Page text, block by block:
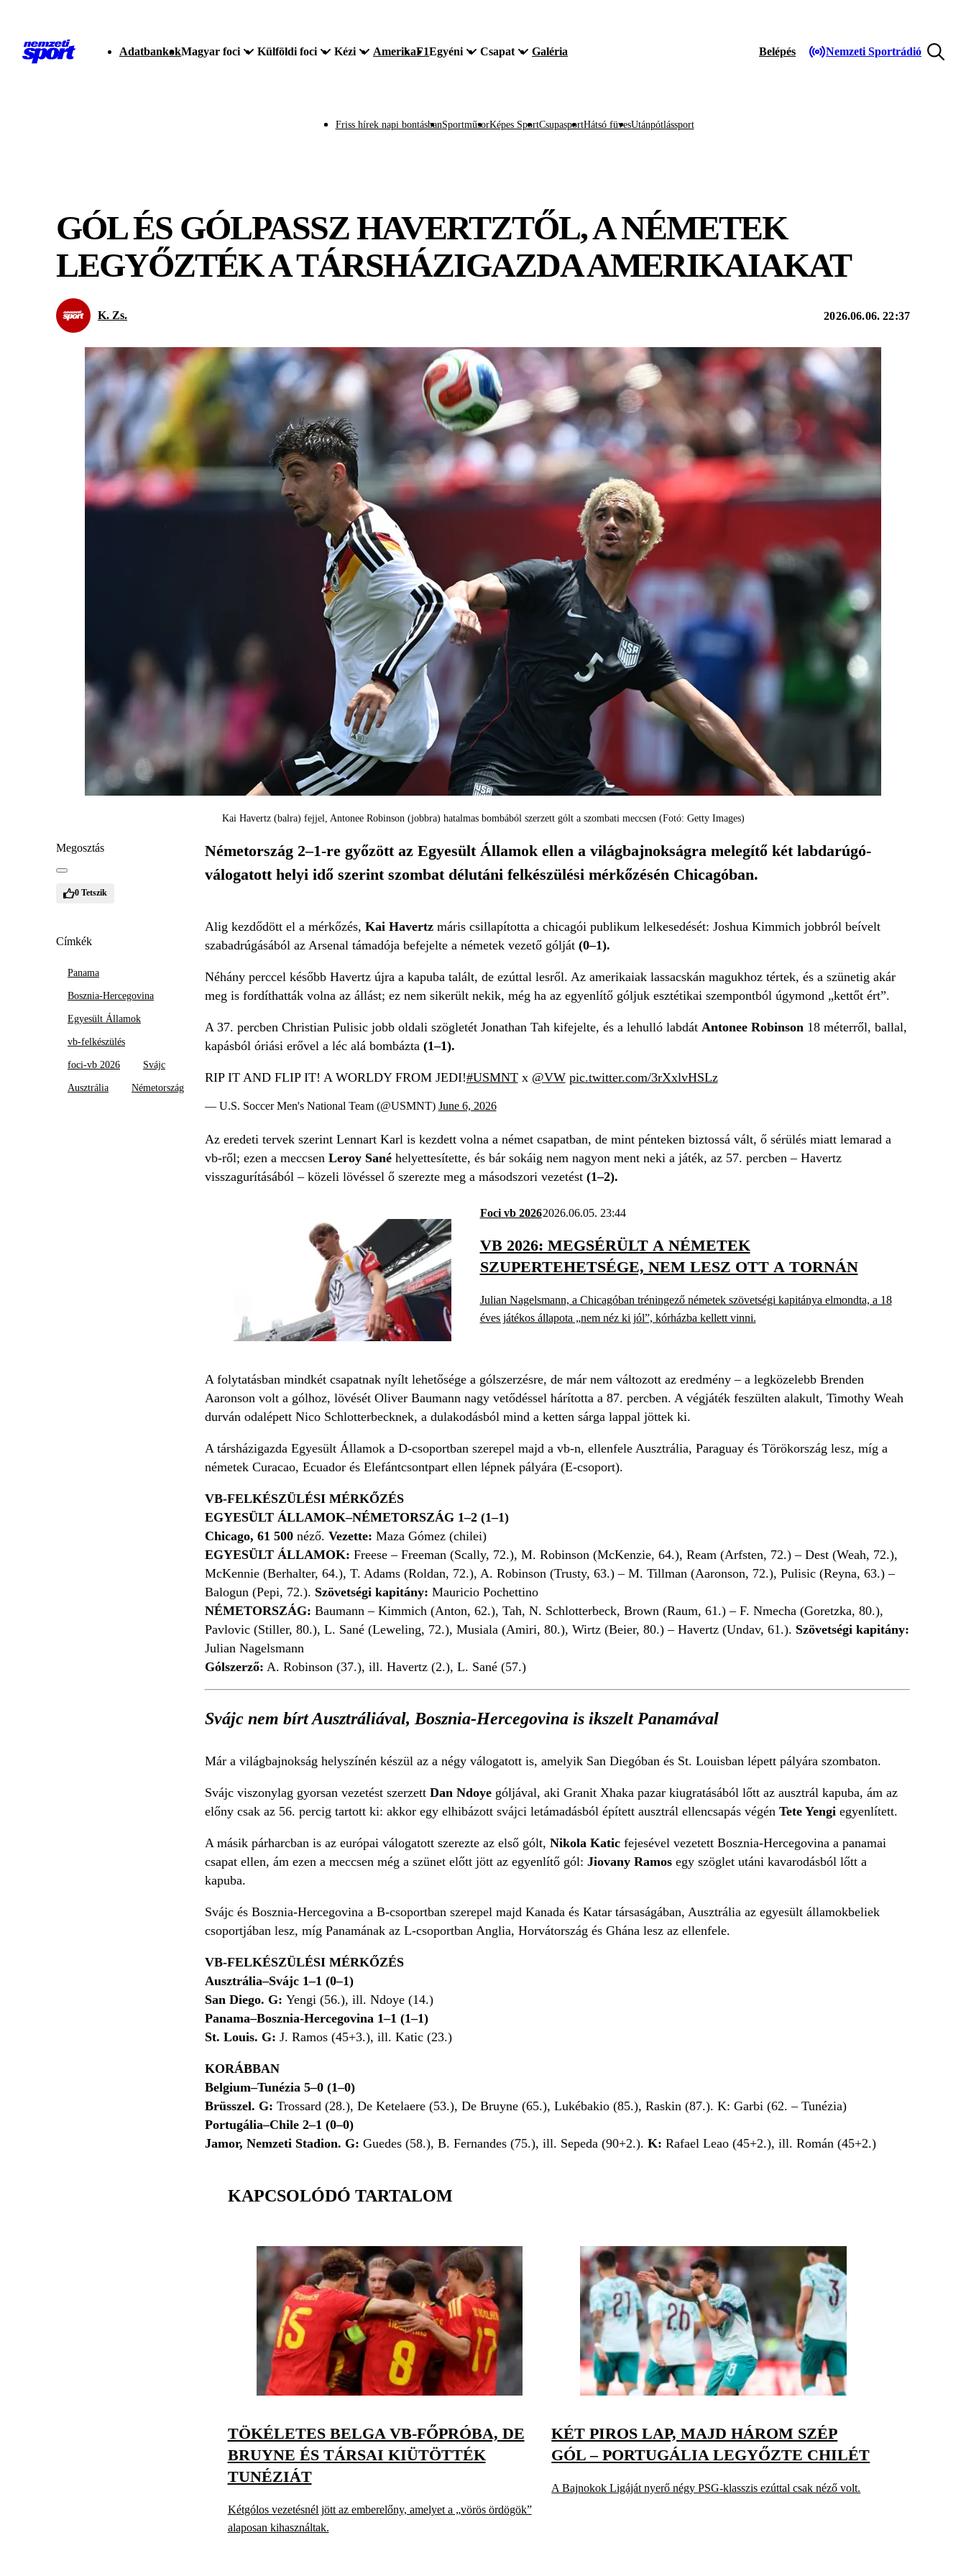
AdatbankokMagyar foci Külföldi foci Kézi AmerikaF1Egyéni Csapat Galéria Belépés Nemzeti Sportrádió
Friss hírek napi bontásbanSportműsorKépes SportCsupasportHátsó füvesUtánpótlássport
GÓL ÉS GÓLPASSZ HAVERTZTŐL, A NÉMETEK
LEGYŐZTÉK A TÁRSHÁZIGAZDA AMERIKAIAKAT
K. Zs. 2026.06.06. 22:37
Kai Havertz (balra) fejjel, Antonee Robinson (jobbra) hatalmas bombából szerzett gólt a szombati meccsen (Fotó: Getty Images)
Megosztás
0 Tetszik
Címkék
Panama
Bosznia-Hercegovina
Egyesült Államok
vb-felkészülés
foci-vb 2026 Svájc
Ausztrália Németország
Németország 2–1-re győzött az Egyesült Államok ellen a világbajnokságra melegítő két labdarúgó-
válogatott helyi idő szerint szombat délutáni felkészülési mérkőzésén Chicagóban.
Alig kezdődött el a mérkőzés, Kai Havertz máris csillapította a chicagói publikum lelkesedését: Joshua Kimmich jobbról beívelt
szabadrúgásából az Arsenal támadója befejelte a németek vezető gólját(0–1).
Néhány perccel később Havertz újra a kapuba talált, de ezúttal lesről. Az amerikaiak lassacskán magukhoz tértek, és a szünetig akár
meg is fordíthatták volna az állást; ez nem sikerült nekik, még ha az egyenlítő góljuk esztétikai szempontból úgymond „kettőt ért”.
A 37. percben Christian Pulisic jobb oldali szögletét Jonathan Tah kifejelte, és a lehulló labdát Antonee Robinson 18 méterről, ballal,
kapásból óriási erővel a léc alá bombázta (1–1).
RIP IT AND FLIP IT! A WORLDY FROM JEDI!#USMNTx @VW pic.twitter.com/3rXxlvHSLz
— U.S. Soccer Men's National Team (@USMNT) June 6, 2026
Az eredeti tervek szerint Lennart Karl is kezdett volna a német csapatban, de mint pénteken biztossá vált, ő sérülés miatt lemarad a
vb-ről; ezen a meccsen Leroy Sanéhelyettesítette, és bár sokáig nem nagyon ment neki a játék, az 57. percben – Havertz
visszagurításából – közeli lövéssel ő szerezte meg a másodszori vezetést(1–2).
Foci vb 20262026.06.05. 23:44
VB 2026: MEGSÉRÜLT A NÉMETEK
SZUPERTEHETSÉGE, NEM LESZ OTT A TORNÁN
Julian Nagelsmann, a Chicagóban tréningező németek szövetségi kapitánya elmondta, a 18
éves játékos állapota „nem néz ki jól”, kórházba kellett vinni.
A folytatásban mindkét csapatnak nyílt lehetősége a gólszerzésre, de már nem változott az eredmény – a legközelebb Brenden
Aaronson volt a gólhoz, lövését Oliver Baumann nagy vetődéssel hárította a 87. percben. A végjáték feszülten alakult, Timothy Weah
durván odalépett Nico Schlotterbecknek, a dulakodásból mind a ketten sárga lappal jöttek ki.
A társházigazda Egyesült Államok a D-csoportban szerepel majd a vb-n, ellenfele Ausztrália, Paraguay és Törökország lesz, míg a
németek Curacao, Ecuador és Elefántcsontpart ellen lépnek pályára (E-csoport).
VB-FELKÉSZÜLÉSI MÉRKŐZÉS
EGYESÜLT ÁLLAMOK–NÉMETORSZÁG 1–2 (1–1)
Chicago, 61 500 néző. Vezette: Maza Gómez (chilei)
EGYESÜLT ÁLLAMOK: Freese – Freeman (Scally, 72.), M. Robinson (McKenzie, 64.), Ream (Arfsten, 72.) – Dest (Weah, 72.),
McKennie (Berhalter, 64.), T. Adams (Roldan, 72.), A. Robinson (Trusty, 63.) – M. Tillman (Aaronson, 72.), Pulisic (Reyna, 63.) –
Balogun (Pepi, 72.). Szövetségi kapitány: Mauricio Pochettino
NÉMETORSZÁG: Baumann – Kimmich (Anton, 62.), Tah, N. Schlotterbeck, Brown (Raum, 61.) – F. Nmecha (Goretzka, 80.),
Pavlovic (Stiller, 80.), L. Sané (Leweling, 72.), Musiala (Amiri, 80.), Wirtz (Beier, 80.) – Havertz (Undav, 61.). Szövetségi kapitány:
Julian Nagelsmann
Gólszerző: A. Robinson (37.), ill. Havertz (2.), L. Sané (57.)
Svájc nem bírt Ausztráliával, Bosznia-Hercegovina is ikszelt Panamával
Már a világbajnokság helyszínén készül az a négy válogatott is, amelyik San Diegóban és St. Louisban lépett pályára szombaton.
Svájc viszonylag gyorsan vezetést szerzett Dan Ndoyególjával, aki Granit Xhaka pazar kiugratásából lőtt az ausztrál kapuba, ám az
előny csak az 56. percig tartott ki: akkor egy elhibázott svájci letámadásból épített ausztrál ellencsapás végén Tete Yengi egyenlített.
A másik párharcban is az európai válogatott szerezte az első gólt, Nikola Katicfejesével vezetett Bosznia-Hercegovina a panamai
csapat ellen, ám ezen a meccsen még a szünet előtt jött az egyenlítő gól: Jiovany Ramosegy szöglet utáni kavarodásból lőtt a
kapuba.
Svájc és Bosznia-Hercegovina a B-csoportban szerepel majd Kanada és Katar társaságában, Ausztrália az egyesült államokbeliek
csoportjában lesz, míg Panamának az L-csoportban Anglia, Horvátország és Ghána lesz az ellenfele.
VB-FELKÉSZÜLÉSI MÉRKŐZÉS
Ausztrália–Svájc 1–1 (0–1)
San Diego. G: Yengi (56.), ill. Ndoye (14.)
Panama–Bosznia-Hercegovina 1–1 (1–1)
St. Louis. G: J. Ramos (45+3.), ill. Katic (23.)
KORÁBBAN
Belgium–Tunézia 5–0 (1–0)
Brüsszel. G: Trossard (28.), De Ketelaere (53.), De Bruyne (65.), Lukébakio (85.), Raskin (87.). K: Garbi (62. – Tunézia)
Portugália–Chile 2–1 (0–0)
Jamor, Nemzeti Stadion. G: Guedes (58.), B. Fernandes (75.), ill. Sepeda (90+2.). K: Rafael Leao (45+2.), ill. Román (45+2.)
KAPCSOLÓDÓ TARTALOM
TÖKÉLETES BELGA VB-FŐPRÓBA, DE
BRUYNE ÉS TÁRSAI KIÜTÖTTÉK
TUNÉZIÁT
Kétgólos vezetésnél jött az emberelőny, amelyet a „vörös ördögök”
alaposan kihasználtak.
KÉT PIROS LAP, MAJD HÁROM SZÉP
GÓL – PORTUGÁLIA LEGYŐZTE CHILÉT
A Bajnokok Ligáját nyerő négy PSG-klasszis ezúttal csak néző volt.